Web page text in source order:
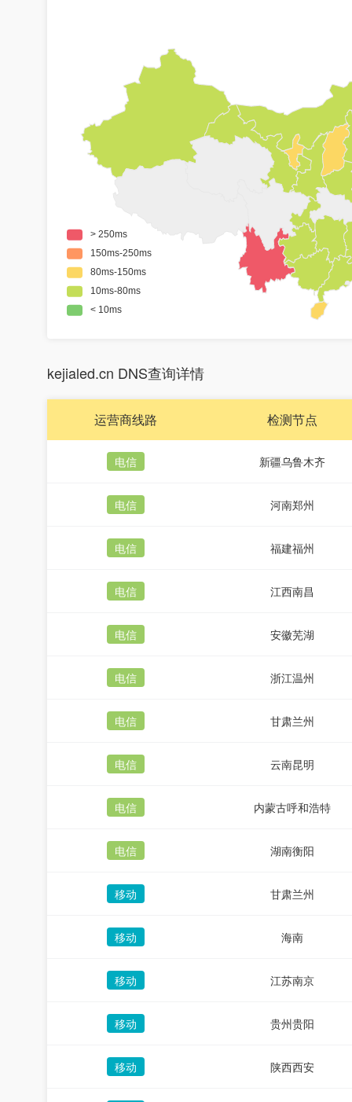
kejialed.cn DNS查询详情
运营商线路 检测节点
电信 新疆乌鲁木齐
电信 河南郑州
电信 福建福州
电信 江西南昌
电信 安徽芜湖
电信 浙江温州
电信 甘肃兰州
电信 云南昆明
电信 内蒙古呼和浩特
电信 湖南衡阳
移动 甘肃兰州
移动 海南
移动 江苏南京
移动 贵州贵阳
移动 陕西西安